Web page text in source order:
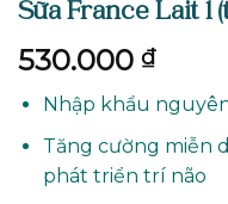
Sữa France Lait 1
530.000 ₫
Nhập khẩu
Tăng cường miễn
phát triển trí não